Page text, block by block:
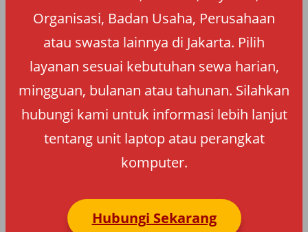
Organisasi, Badan Usaha, Perusahaan
atau swasta lainnya di Jakarta. Pilih
layanan sesuai kebutuhan sewa harian,
mingguan, bulanan atau tahunan. Silahkan
hubungi kami untuk informasi lebih lanjut
tentang unit laptop atau perangkat
komputer.
Hubungi Sekarang